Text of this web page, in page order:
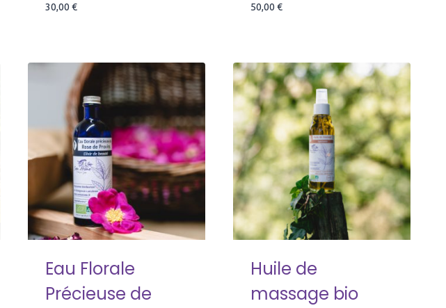
30,00 € 50,00 €
Eau Florale
Précieuse de
Huile de
massage bio